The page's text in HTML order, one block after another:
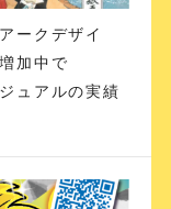
ークデザイ
加中で
ュアルの実績